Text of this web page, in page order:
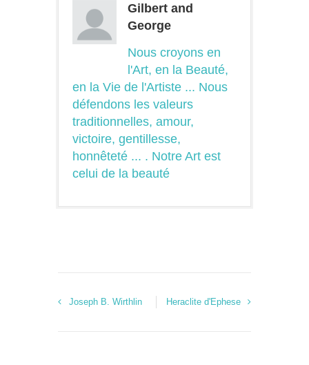
Gilbert and
George
Nous croyons en
l'Art, en la Beauté,
en la Vie de l'Artiste ... Nous
défendons les valeurs
traditionnelles, amour,
victoire, gentillesse,
honnêteté ... . Notre Art est
celui de la beauté
Joseph B. Wirthlin Heraclite d'Ephese